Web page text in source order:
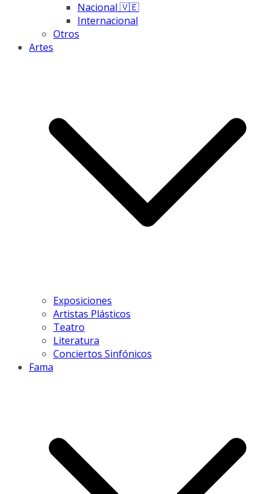
Nacional 🇻🇪
Internacional
Otros
Artes
Exposiciones
Artistas Plásticos
Teatro
Literatura
Conciertos Sinfónicos
Fama